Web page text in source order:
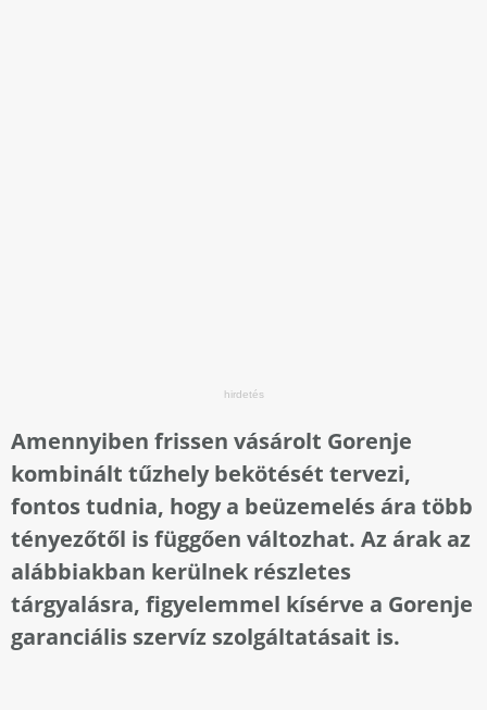
Amennyiben frissen vásárolt Gorenje
kombinált tűzhely bekötését tervezi,
fontos tudnia, hogy a beüzemelés ára több
tényezőtől is függően változhat. Az árak az
alábbiakban kerülnek részletes
tárgyalásra, figyelemmel kísérve a Gorenje
garanciális szervíz szolgáltatásait is.